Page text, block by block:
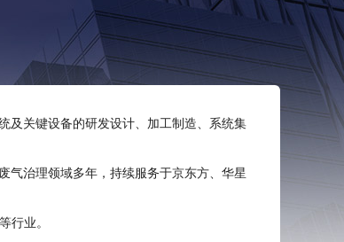
及关键设备的研发设计、加工制造、系统集
气治理领域多年，持续服务于京东方、华星
行业。